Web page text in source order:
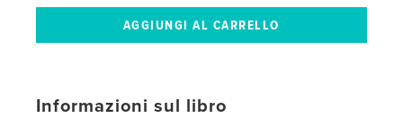
Informazioni sul libro